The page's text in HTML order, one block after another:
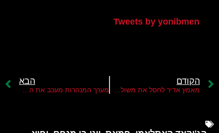
Tweets by yonibmen
הקודם
מאמץ אדיר לחסל את משולש הטרור של חמאס
הבא
מערך המנהרות מעכב את הבסת חמאס ברצועת עזה